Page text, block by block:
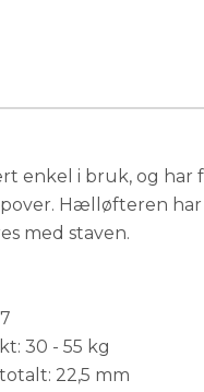
enkel i bruk, og har
Hælløfteren
med staven.
30 - 55 kg
22,5 mm